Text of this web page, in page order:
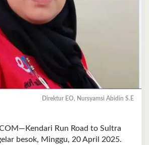
Direktur EO, Nursyamsi Abidin S.E
Run Road to Sultra
besok, Minggu, 20 April 2025.